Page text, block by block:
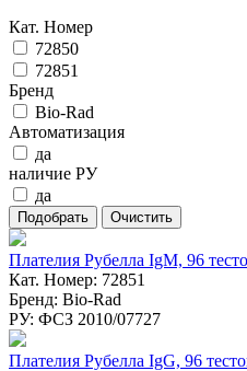
Кат. Номер
72850
72851
Бренд
Bio-Rad
Автоматизация
да
наличие РУ
да
Плателия Рубелла IgM, 96
Кат. Номер: 72851
Бренд: Bio-Rad
РУ: ФСЗ 2010/07727
Плателия Рубелла IgG, 96